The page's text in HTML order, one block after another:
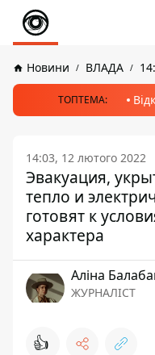
Новини ВЛАДА
ТОПТЕМА:
14:03, 12 лютого 2022
Эвакуация,
тепло и
готовят к
характера
Аліна
ЖУРНАЛІСТ
👍